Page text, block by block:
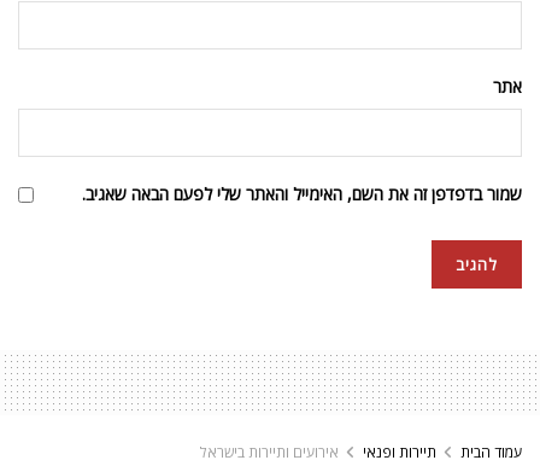
אתר
שמור בדפדפן זה את השם, האימייל והאתר שלי לפעם הבאה שאגיב.
עמוד הבית תיירות ופנאי אירועים ותיירות בישראל